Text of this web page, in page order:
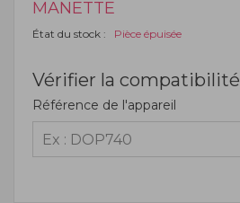
MANETTE
État du stock : Pièce épuisée
Vérifier la compatibilité
Référence de l'appareil